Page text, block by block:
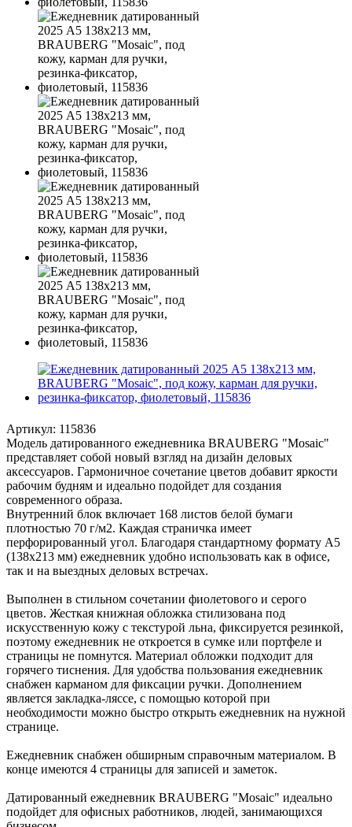
Артикул: 115836
Модель датированного ежедневника BRAUBERG "Mosaic"
представляет собой новый взгляд на дизайн деловых
аксессуаров. Гармоничное сочетание цветов добавит яркости
рабочим будням и идеально подойдет для создания
современного образа.
Внутренний блок включает 168 листов белой бумаги
плотностью 70 г/м2. Каждая страничка имеет
перфорированный угол. Благодаря стандартному формату А5
(138х213 мм) ежедневник удобно использовать как в офисе,
так и на выездных деловых встречах.
Выполнен в стильном сочетании фиолетового и серого
цветов. Жесткая книжная обложка стилизована под
искусственную кожу с текстурой льна, фиксируется резинкой,
поэтому ежедневник не откроется в сумке или портфеле и
страницы не помнутся. Материал обложки подходит для
горячего тиснения. Для удобства пользования ежедневник
снабжен карманом для фиксации ручки. Дополнением
является закладка-ляссе, с помощью которой при
необходимости можно быстро открыть ежедневник на нужной
странице.
Ежедневник снабжен обширным справочным материалом. В
конце имеются 4 страницы для записей и заметок.
Датированный ежедневник BRAUBERG "Mosaic" идеально
подойдет для офисных работников, людей, занимающихся